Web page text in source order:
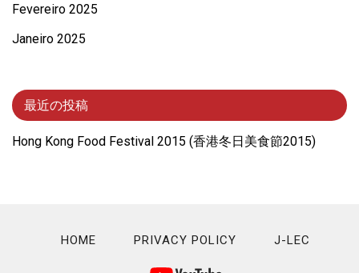
Fevereiro 2025
Janeiro 2025
最近の投稿
Hong Kong Food Festival 2015 (⾹港冬⽇美⾷節2015)
HOME PRIVACY POLICY J-LEC